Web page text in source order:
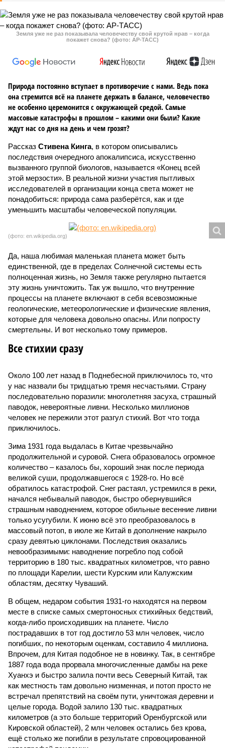
Земля уже не раз показывала человечеству свой крутой нрав – когда
покажет снова? (фото: АР-ТАСС)
Природа постоянно вступает в противоречие с нами. Ведь пока
она стремится всё на планете держать в балансе, человечество
не особенно церемонится с окружающей средой. Самые
массовые катастрофы в прошлом – какими они были? Какие
ждут нас со дня на день и чем грозят?
Рассказ Стивена Кинга, в котором описывались
последствия очередного апокалипсиса, искусственно
вызванного группой биологов, называется «Конец всей
этой мерзости». В реальной жизни участия пытливых
исследователей в организации конца света может не
понадобиться: природа сама разберётся, как и где
уменьшить масштабы человеческой популяции.
(фото: en.wikipedia.org)
Да, наша любимая маленькая планета может быть
единственной, где в пределах Солнечной системы есть
полноценная жизнь, но Земля также регулярно пытается
эту жизнь уничтожить. Так уж вышло, что внутренние
процессы на планете включают в себя всевозможные
геологические, метеорологические и физические явления,
которые для человека довольно опасны. Или попросту
смертельны. И вот несколько тому примеров.
Все стихии сразу
Около 100 лет назад в Поднебесной приключилось то, что
у нас назвали бы тридцатью тремя несчастьями. Страну
последовательно поразили: многолетняя засуха, страшный
паводок, невероятные ливни. Несколько миллионов
человек не пережили этот разгул стихий. Вот что тогда
приключилось.
Зима 1931 года выдалась в Китае чрезвычайно
продолжительной и суровой. Снега образовалось огромное
количество – казалось бы, хороший знак после периода
великой суши, продолжавшегося с 1928-го. Но всё
обратилось катастрофой. Снег растаял, устремился в реки,
начался небывалый паводок, быстро обернувшийся
страшным наводнением, которое обильные весенние ливни
только усугубили. К июню всё это преобразовалось в
массовый потоп, в июле же Китай в дополнение накрыло
сразу девятью циклонами. Последствия оказались
невообразимыми: наводнение погребло под собой
территорию в 180 тыс. квадратных километров, что равно
по площади Карелии, шести Курским или Калужским
областям, десятку Чуваший.
В общем, недаром события 1931-го находятся на первом
месте в списке самых смертоносных стихийных бедствий,
когда-либо происходивших на планете. Число
пострадавших в тот год достигло 53 млн человек, число
погибших, по некоторым оценкам, составило 4 миллиона.
Впрочем, для Китая подобное не в новинку. Так, в сентябре
1887 года вода прорвала многочисленные дамбы на реке
Хуанхэ и быстро залила почти весь Северный Китай, так
как местность там довольно низменная, и потоп просто не
встречал препятствий на своём пути, уничтожая деревни и
целые города. Водой залило 130 тыс. квадратных
километров (а это больше территорий Оренбургской или
Кировской областей), 2 млн человек остались без крова,
ещё столько же погибли в результате спровоцированной